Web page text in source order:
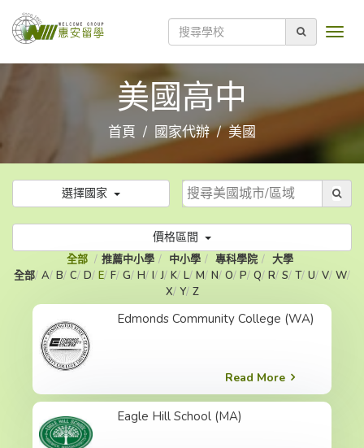
美國高中
首頁 國家代辦 美國
選擇國家
價格區間
全部 推薦中小學 中小學 專科學院
大學
全部 A B C D E F G H I J K L M N O P Q R S T U V W
X Y Z
Edmonds Community College (WA)
Read More
Eagle Hill School (MA)